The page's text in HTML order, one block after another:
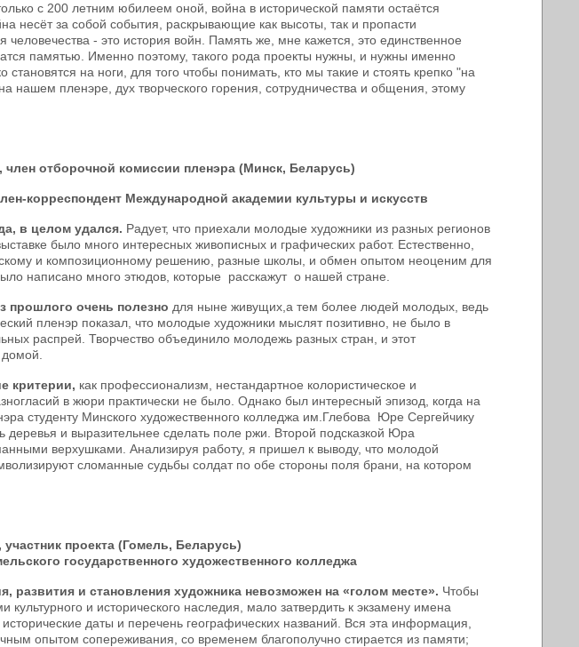
с 200 летним юбилеем оной, война в исторической памяти остаётся
несёт за собой события, раскрывающие как высоты, так и пропасти
человечества - это история войн. Память же, мне кажется, это единственное
памятью. Именно поэтому, такого рода проекты нужны, и нужны именно
на ноги, для того чтобы понимать, кто мы такие и стоять крепко "на
нашем пленэре, дух творческого горения, сотрудничества и общения, этому
член отборочной комиссии пленэра (Минск, Беларусь)
корреспондент Международной академии культуры и искусств
в целом удался. Радует, что приехали молодые художники из разных регионов
было много интересных живописных и графических работ. Естественно,
и композиционному решению, разные школы, и обмен опытом неоценим для
написано много этюдов, которые расскажут о нашей стране.
прошлого очень полезно для ныне живущих,а тем более людей молодых, ведь
пленэр показал, что молодые художники мыслят позитивно, не было в
распрей. Творчество объединило молодежь разных стран, и этот
критерии, как профессионализм, нестандартное колористическое и
в жюри практически не было. Однако был интересный эпизод, когда на
студенту Минского художественного колледжа им.Глебова Юре Сергейчику
деревья и выразительнее сделать поле ржи. Второй подсказкой Юра
верхушками. Анализируя работу, я пришел к выводу, что молодой
сломанные судьбы солдат по обе стороны поля брани, на котором
проекта (Гомель, Беларусь)
государственного художественного колледжа
развития и становления художника невозможен на «голом месте». Чтобы
культурного и исторического наследия, мало затвердить к экзамену имена
даты и перечень географических названий. Вся эта информация,
опытом сопереживания, со временем благополучно стирается из памяти;